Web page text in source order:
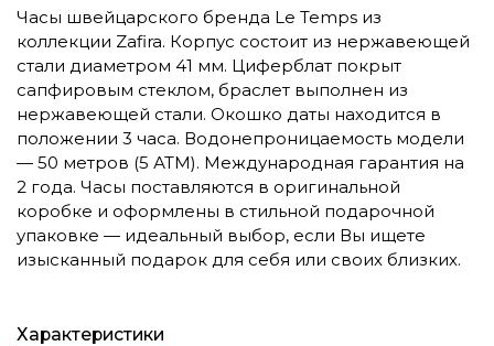
Часы швейцарского бренда Le Temps из
коллекции Zafira. Корпус состоит из нержавеющей
стали диаметром 41 мм. Циферблат покрыт
сапфировым стеклом, браслет выполнен из
нержавеющей стали. Окошко даты находится в
положении 3 часа. Водонепроницаемость модели
— 50 метров (5 АТМ). Международная гарантия на
2 года. Часы поставляются в оригинальной
коробке и оформлены в стильной подарочной
упаковке — идеальный выбор, если Вы ищете
изысканный подарок для себя или своих близких.
Характеристики